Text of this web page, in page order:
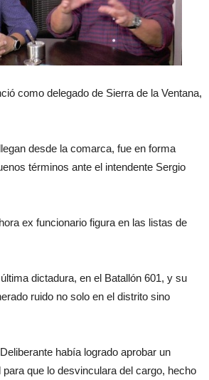
como delegado de Sierra de la Ventana,
desde la comarca, fue en forma
términos ante el intendente Sergio
ex funcionario figura en las listas de
dictadura, en el Batallón 601, y su
ruido no solo en el distrito sino
había logrado aprobar un
para que lo desvinculara del cargo, hecho